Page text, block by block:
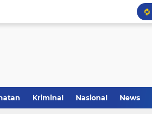
Kriminal Nasional News